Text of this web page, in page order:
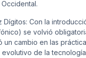
Dígitos: Con la
se volvió
un cambio en las
de la